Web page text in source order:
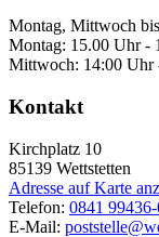
Montag, Mittwoch
Montag: 15.00 Uhr -
Mittwoch: 14:00 Uhr
Kontakt
Kirchplatz 10
85139 Wettstetten
Adresse auf Karte
Telefon: 0841
E-Mail: